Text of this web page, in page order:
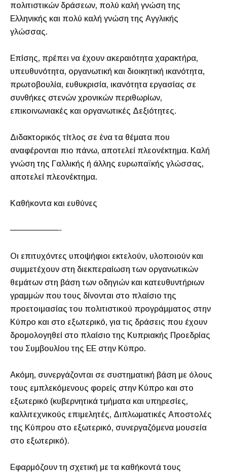
πολιτιστικών δράσεων, πολύ καλή γνώση της
Ελληνικής και πολύ καλή γνώση της Αγγλικής
γλώσσας.
Επίσης, πρέπει να έχουν ακεραιότητα χαρακτήρα,
υπευθυνότητα, οργανωτική και διοικητική ικανότητα,
πρωτοβουλία, ευθυκρισία, ικανότητα εργασίας σε
συνθήκες στενών χρονικών περιθωρίων,
επικοινωνιακές και οργανωτικές Δεξιότητες.
Διδακτορικός τίτλος σε ένα τα θέματα που
αναφέρονται πιο πάνω, αποτελεί πλεονέκτημα. Καλή
γνώση της Γαλλικής ή άλλης ευρωπαϊκής γλώσσας,
αποτελεί πλεονέκτημα.
Καθήκοντα και ευθύνες
——————-
Οι επιτυχόντες υποψήφιοι εκτελούν, υλοποιούν και
συμμετέχουν στη διεκπεραίωση των οργανωτικών
θεμάτων στη βάση των οδηγιών και κατευθυντήριων
γραμμών που τους δίνονται στο πλαίσιο της
προετοιμασίας του πολιτιστικού προγράμματος στην
Κύπρο και στο εξωτερικό, για τις δράσεις που έχουν
δρομολογηθεί στο πλαίσιο της Κυπριακής Προεδρίας
του Συμβουλίου της ΕΕ στην Κύπρο.
Ακόμη, συνεργάζονται σε συστηματική βάση με όλους
τους εμπλεκόμενους φορείς στην Κύπρο και στο
εξωτερικό (κυβερνητικά τμήματα και υπηρεσίες,
καλλιτεχνικούς επιμελητές, Διπλωματικές Αποστολές
της Κύπρου στο εξωτερικό, συνεργαζόμενα μουσεία
στο εξωτερικό).
Εφαρμόζουν τη σχετική με τα καθήκοντά τους